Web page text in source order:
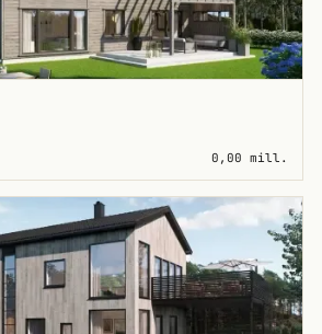
0,00 mill.